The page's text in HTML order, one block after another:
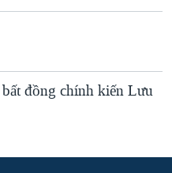
đồng chính kiến Lưu